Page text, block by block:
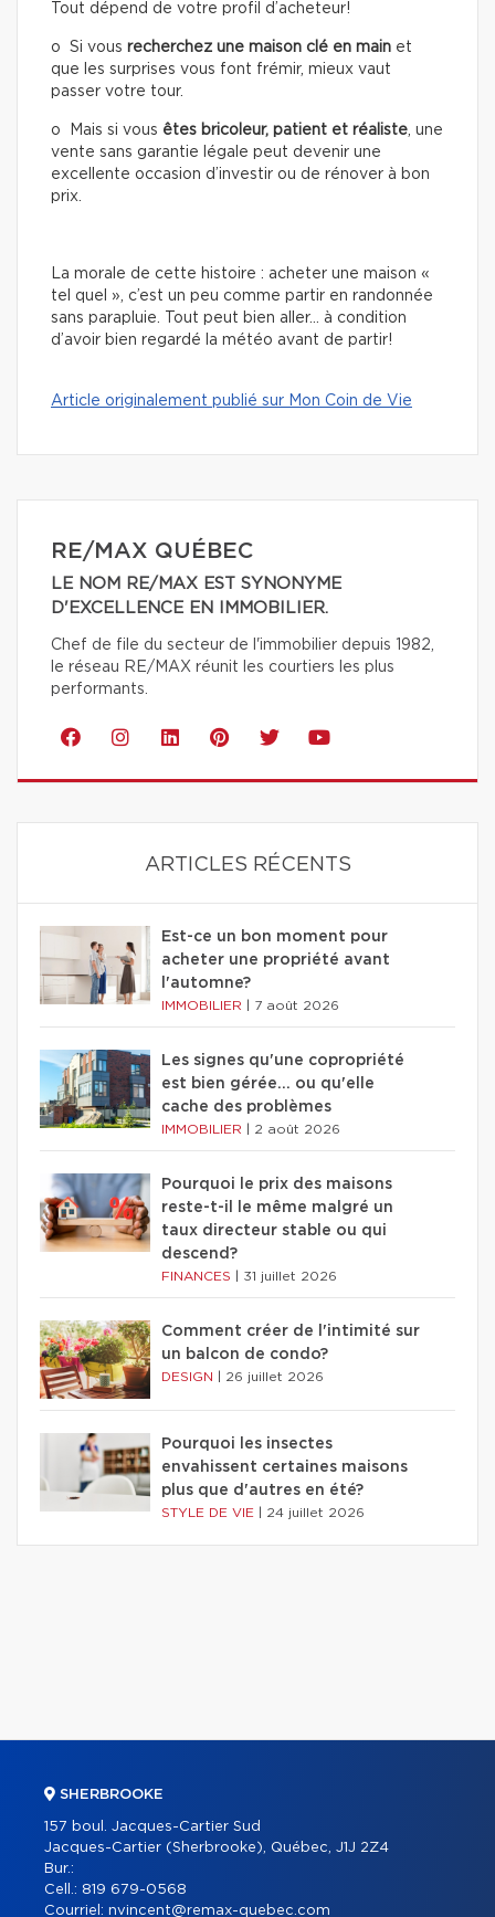
Tout dépend de votre profil d’acheteur!
o Si vous recherchez une maison clé en main et
que les surprises vous font frémir, mieux vaut
passer votre tour.
o Mais si vous êtes bricoleur, patient et réaliste, une
vente sans garantie légale peut devenir une
excellente occasion d’investir ou de rénover à bon
prix.
La morale de cette histoire : acheter une maison «
tel quel », c’est un peu comme partir en randonnée
sans parapluie. Tout peut bien aller… à condition
d’avoir bien regardé la météo avant de partir!
Article originalement publié sur Mon Coin de Vie
RE/MAX QUÉBEC
LE NOM RE/MAX EST SYNONYME
D'EXCELLENCE EN IMMOBILIER.
Chef de file du secteur de l'immobilier depuis 1982,
le réseau RE/MAX réunit les courtiers les plus
performants.
ARTICLES RÉCENTS
Est-ce un bon moment pour
acheter une propriété avant
l'automne?
IMMOBILIER 7 août 2026
Les signes qu'une copropriété
est bien gérée… ou qu'elle
cache des problèmes
IMMOBILIER 2 août 2026
Pourquoi le prix des maisons
reste-t-il le même malgré un
taux directeur stable ou qui
descend?
FINANCES 31 juillet 2026
Comment créer de l'intimité sur
un balcon de condo?
DESIGN 26 juillet 2026
Pourquoi les insectes
envahissent certaines maisons
plus que d'autres en été?
STYLE DE VIE 24 juillet 2026
SHERBROOKE
157 boul. Jacques-Cartier Sud
Jacques-Cartier (Sherbrooke), Québec, J1J 2Z4
Bur.:
Cell.: 819 679-0568
Courriel: nvincent@remax-quebec.com